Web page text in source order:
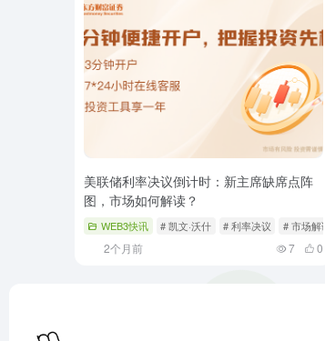
美联储利率决议倒计时：新主席缺席点阵
图，市场如何解读？
WEB3快讯 # 凯文·沃什 # 利率决议 # 市场解读
2个月前 7 0